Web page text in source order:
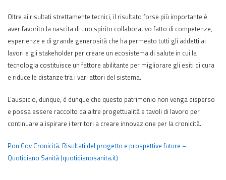
Oltre ai risultati strettamente tecnici, il risultato forse più importante è
aver favorito la nascita di uno spirito collaborativo fatto di competenze,
esperienze e di grande generosità che ha permeato tutti gli addetti ai
lavori e gli stakeholder per creare un ecosistema di salute in cui la
tecnologia costituisce un fattore abilitante per migliorare gli esiti di cura
e riduce le distanze tra i vari attori del sistema.
L’auspicio, dunque, è dunque che questo patrimonio non venga disperso
e possa essere raccolto da altre progettualità e tavoli di lavoro per
continuare a ispirare i territori a creare innovazione per la cronicità.
Pon Gov Cronicità. Risultati del progetto e prospettive future –
Quotidiano Sanità (quotidianosanita.it)